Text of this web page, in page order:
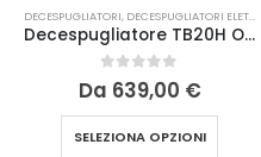
DECESPUGLIATORI, DECESPUGLIATORI ELETTRICI ED A BATTERIA
Decespugliatore TB20H Optimus Cramer
Su 5
Da 639,00 €
SELEZIONA OPZIONI